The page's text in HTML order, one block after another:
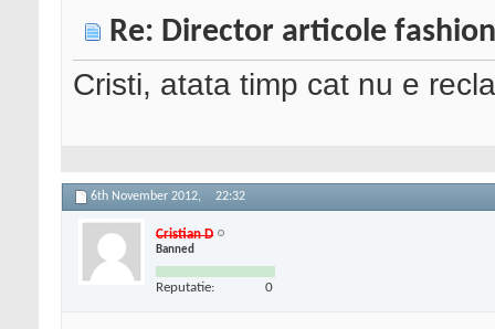
Re: Director articole fashion
Cristi, atata timp cat nu e
6th November 2012, 22:32
Cristian D
Banned
Reputatie: 0